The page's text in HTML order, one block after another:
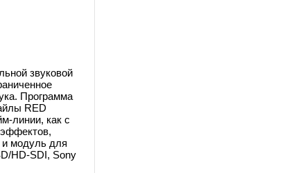
звуковой
Программа
RED
линии, как с
модуль для
HD-SDI, Sony